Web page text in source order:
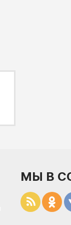
МЫ В